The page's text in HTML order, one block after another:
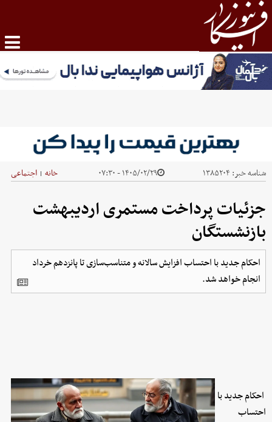
شناسه خبر: ۱۳۸۵۲۰۴ ۱۴۰۵/۰۲/۲۹ - ۰۷:۳۰ خانه | اجتماعی
جزئیات پرداخت مستمری اردیبهشت
بازنشستگان
احکام جدید با احتساب افزایش سالانه و متناسب‌سازی تا پانزدهم خرداد
انجام خواهد شد.
احکام جدید با
احتساب